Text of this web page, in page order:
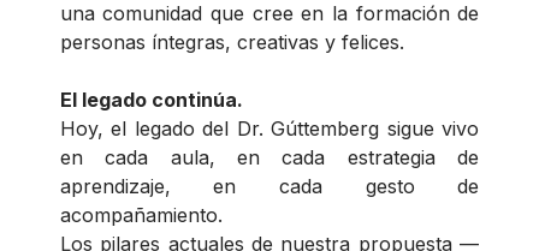
una comunidad que cree en la formación de
personas íntegras, creativas y felices.
El legado continúa.
Hoy, el legado del Dr. Gúttemberg sigue vivo
en cada aula, en cada estrategia de
aprendizaje, en cada gesto de
acompañamiento.
Los pilares actuales de nuestra propuesta —